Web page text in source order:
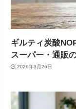
ギルティ炭酸
スーパー・通販
2026年3月26日